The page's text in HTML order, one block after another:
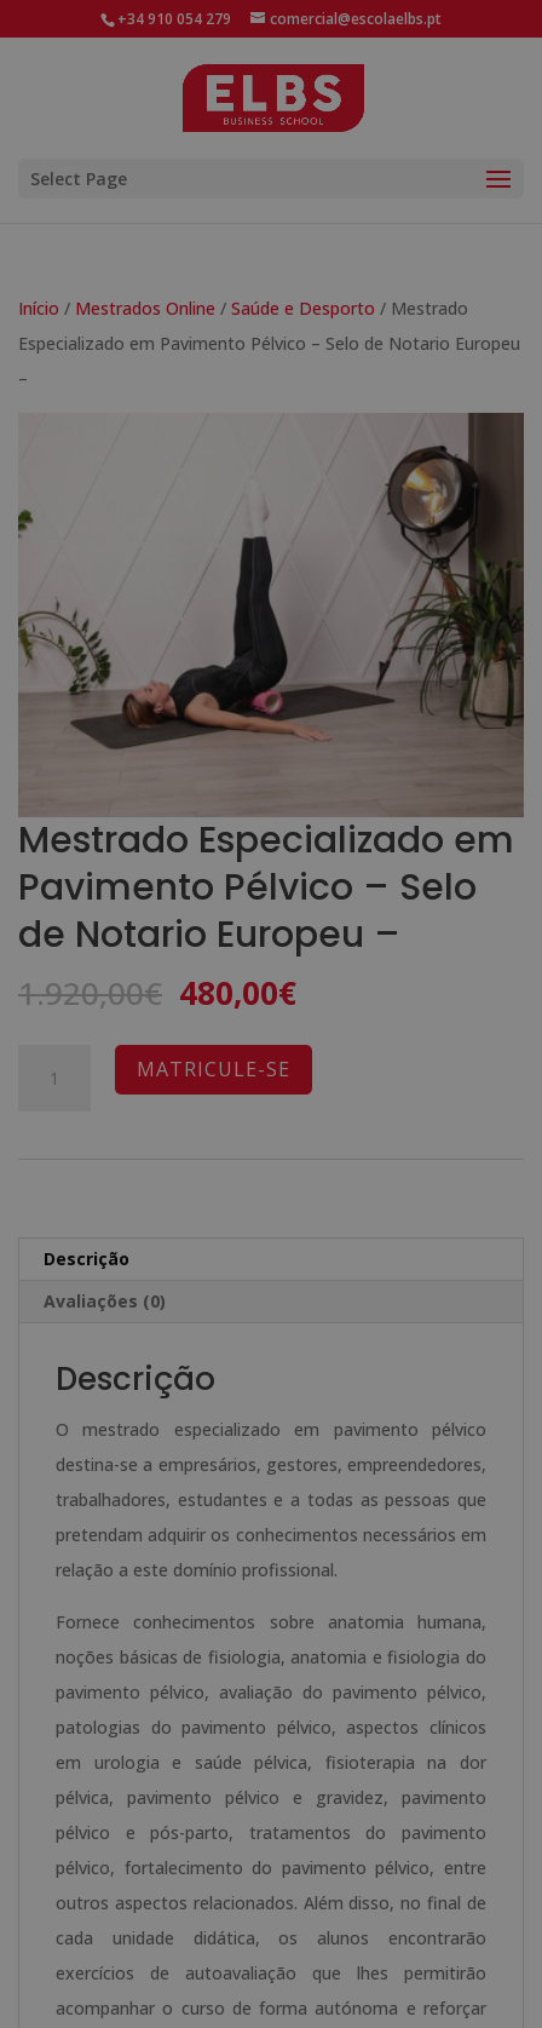
+34 910 054 279 comercial@escolaelbs.pt
Select Page
Início / Mestrados Online / Saúde e Desporto / Mestrado
Especializado em Pavimento Pélvico – Selo de Notario Europeu
–
Mestrado Especializado em
Pavimento Pélvico – Selo
de Notario Europeu –
1.920,00€ O
original
era:
480,00€O
atual
é:
Pélvico
MATRICULE-SE
Descrição
Avaliações (0)
Descrição
O mestrado especializado em pavimento pélvico
destina-se a empresários, gestores, empreendedores,
trabalhadores, estudantes e a todas as pessoas que
pretendam adquirir os conhecimentos necessários em
relação a este domínio profissional.
Fornece conhecimentos sobre anatomia humana,
noções básicas de fisiologia, anatomia e fisiologia do
pavimento pélvico, avaliação do pavimento pélvico,
patologias do pavimento pélvico, aspectos clínicos
em urologia e saúde pélvica, fisioterapia na dor
pélvica, pavimento pélvico e gravidez, pavimento
pélvico e pós-parto, tratamentos do pavimento
pélvico, fortalecimento do pavimento pélvico, entre
outros aspectos relacionados. Além disso, no final de
cada unidade didática, os alunos encontrarão
exercícios de autoavaliação que lhes permitirão
acompanhar o curso de forma autónoma e reforçar